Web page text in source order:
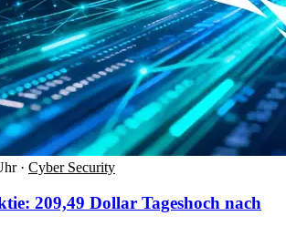
· Cyber Security
209,49 Dollar Tageshoch nach